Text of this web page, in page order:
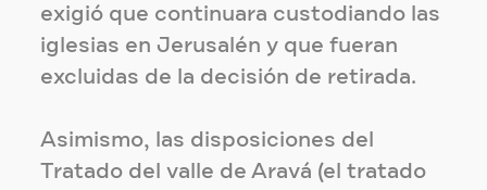
exigió que continuara custodiando las
iglesias en Jerusalén y que fueran
excluidas de la decisión de retirada.
Asimismo, las disposiciones del
Tratado del valle de Aravá (el tratado